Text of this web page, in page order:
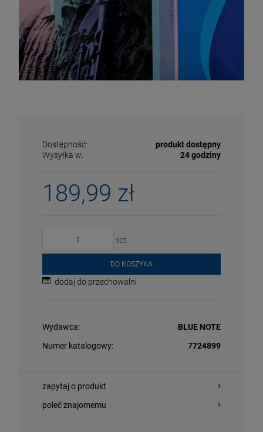
Dostępność:
produkt dostępny
Wysyłka w:
24 godziny
189,99 zł
szt.
DO KOSZYKA
dodaj do przechowalni
Wydawca:
BLUE NOTE
Numer katalogowy:
7724899
zapytaj o produkt
poleć znajomemu